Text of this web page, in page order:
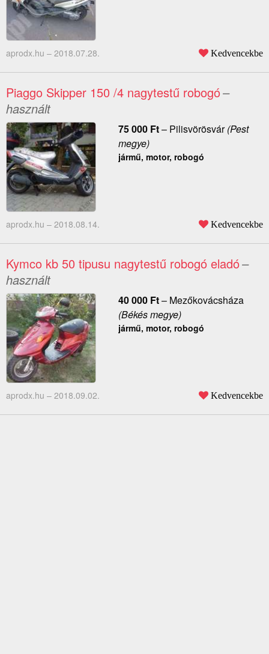
aprodx.hu – 2018.07.28. Kedvencekbe
Piaggo Skipper 150 /4 nagytestű robogó–
használt
75 000 Ft– Pilisvörösvár(Pest
megye)
jármű, motor, robogó
aprodx.hu – 2018.08.14. Kedvencekbe
Kymco kb 50 tipusu nagytestű robogó eladó–
használt
40 000 Ft– Mezőkovácsháza
(Békés megye)
jármű, motor, robogó
aprodx.hu – 2018.09.02. Kedvencekbe